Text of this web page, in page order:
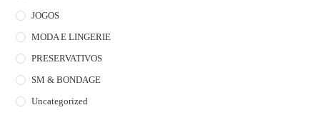
JOGOS
MODA E LINGERIE
PRESERVATIVOS
SM & BONDAGE
Uncategorized